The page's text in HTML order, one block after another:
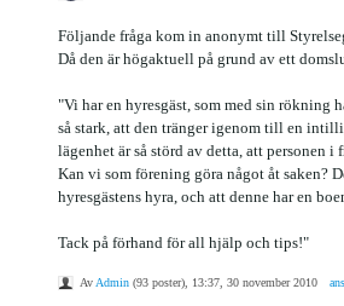
Följande fråga kom in anonymt till
Då den är högaktuell på grund av ett
"Vi har en hyresgäst, som med sin rökning
så stark, att den tränger igenom till en
lägenhet är så störd av detta, att personen
Kan vi som förening göra något åt saken?
hyresgästens hyra, och att denne har en
Tack på förhand för all hjälp och tips!"
Av Admin (93 poster), 13:37, 30 november 2010